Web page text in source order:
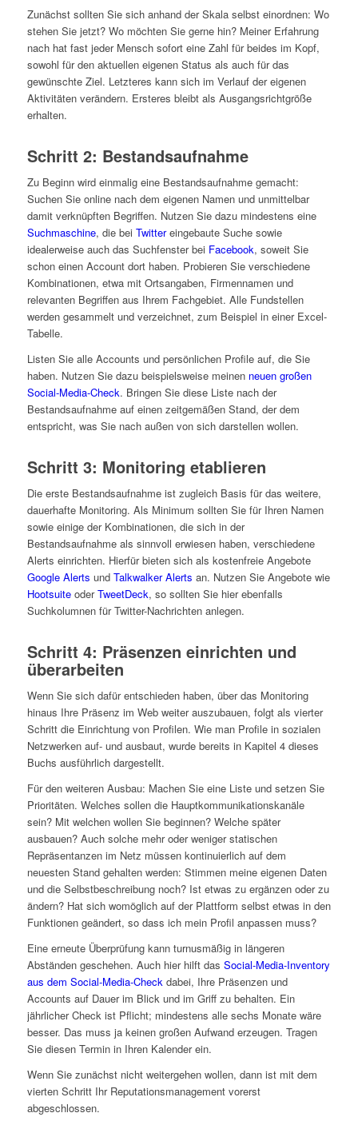
Zunächst sollten Sie sich anhand der Skala selbst einordnen: Wo
stehen Sie jetzt? Wo möchten Sie gerne hin? Meiner Erfahrung
nach hat fast jeder Mensch sofort eine Zahl für beides im Kopf,
sowohl für den aktuellen eigenen Status als auch für das
gewünschte Ziel. Letzteres kann sich im Verlauf der eigenen
Aktivitäten verändern. Ersteres bleibt als Ausgangsrichtgröße
erhalten.
Schritt 2: Bestandsaufnahme
Zu Beginn wird einmalig eine Bestandsaufnahme gemacht:
Suchen Sie online nach dem eigenen Namen und unmittelbar
damit verknüpften Begriffen. Nutzen Sie dazu mindestens eine
Suchmaschine, die bei Twittereingebaute Suche sowie
idealerweise auch das Suchfenster bei Facebook, soweit Sie
schon einen Account dort haben. Probieren Sie verschiedene
Kombinationen, etwa mit Ortsangaben, Firmennamen und
relevanten Begriffen aus Ihrem Fachgebiet. Alle Fundstellen
werden gesammelt und verzeichnet, zum Beispiel in einer Excel-
Tabelle.
Listen Sie alle Accounts und persönlichen Profile auf, die Sie
haben. Nutzen Sie dazu beispielsweise meinen neuen großen
Social-Media-Check. Bringen Sie diese Liste nach der
Bestandsaufnahme auf einen zeitgemäßen Stand, der dem
entspricht, was Sie nach außen von sich darstellen wollen.
Schritt 3: Monitoring etablieren
Die erste Bestandsaufnahme ist zugleich Basis für das weitere,
dauerhafte Monitoring. Als Minimum sollten Sie für Ihren Namen
sowie einige der Kombinationen, die sich in der
Bestandsaufnahme als sinnvoll erwiesen haben, verschiedene
Alerts einrichten. Hierfür bieten sich als kostenfreie Angebote
Google Alerts und Talkwalker Alerts an. Nutzen Sie Angebote wie
HootsuiteoderTweetDeck, so sollten Sie hier ebenfalls
Suchkolumnen für Twitter-Nachrichten anlegen.
Schritt 4: Präsenzen einrichten und
überarbeiten
Wenn Sie sich dafür entschieden haben, über das Monitoring
hinaus Ihre Präsenz im Web weiter auszubauen, folgt als vierter
Schritt die Einrichtung von Profilen. Wie man Profile in sozialen
Netzwerken auf- und ausbaut, wurde bereits in Kapitel 4 dieses
Buchs ausführlich dargestellt.
Für den weiteren Ausbau: Machen Sie eine Liste und setzen Sie
Prioritäten. Welches sollen die Hauptkommunikationskanäle
sein? Mit welchen wollen Sie beginnen? Welche später
ausbauen? Auch solche mehr oder weniger statischen
Repräsentanzen im Netz müssen kontinuierlich auf dem
neuesten Stand gehalten werden: Stimmen meine eigenen Daten
und die Selbstbeschreibung noch? Ist etwas zu ergänzen oder zu
ändern? Hat sich womöglich auf der Plattform selbst etwas in den
Funktionen geändert, so dass ich mein Profil anpassen muss?
Eine erneute Überprüfung kann turnusmäßig in längeren
Abständen geschehen. Auch hier hilft das Social-Media-Inventory
aus dem Social-Media-Checkdabei, Ihre Präsenzen und
Accounts auf Dauer im Blick und im Griff zu behalten. Ein
jährlicher Check ist Pflicht; mindestens alle sechs Monate wäre
besser. Das muss ja keinen großen Aufwand erzeugen. Tragen
Sie diesen Termin in Ihren Kalender ein.
Wenn Sie zunächst nicht weitergehen wollen, dann ist mit dem
vierten Schritt Ihr Reputationsmanagement vorerst
abgeschlossen.